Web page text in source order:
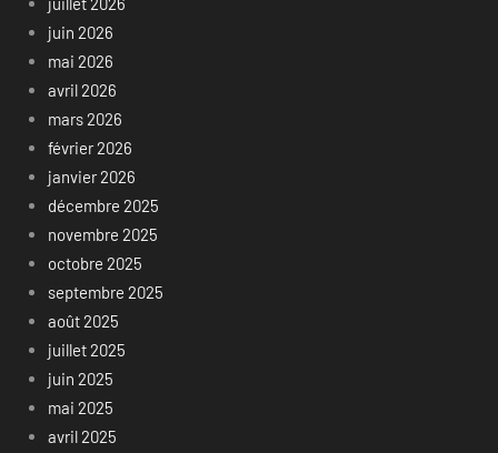
juin 2026
mai 2026
avril 2026
mars 2026
février 2026
janvier 2026
décembre 2025
novembre 2025
octobre 2025
septembre 2025
août 2025
juillet 2025
juin 2025
mai 2025
avril 2025